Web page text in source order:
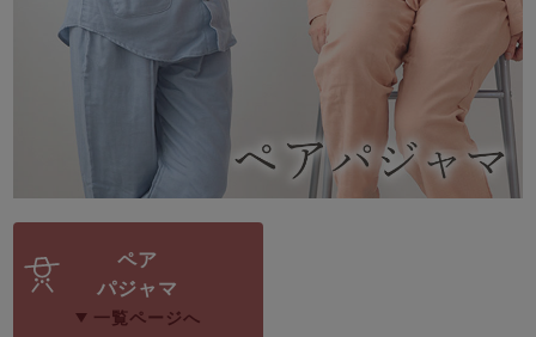
秋 冬
ガールズパジャマ
インナーウェア カタログギフト
売れ筋ランキング
- Item Ranking -
パジャマ
半袖 七分袖
前開き
SDGsの取り組み
ペア
パジャマ
一覧ページへ